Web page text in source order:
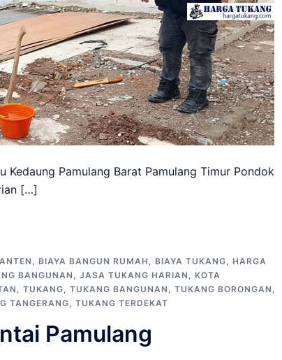
Kedaung Pamulang Barat Pamulang Timur Pondok
[…]
, BIAYA BANGUN RUMAH , BIAYA TUKANG, HARGA
BANGUNAN , JASA TUKANG HARIAN , KOTA
, TUKANG, TUKANG BANGUNAN , TUKANG BORONGAN ,
TANGERANG, TUKANG TERDEKAT
Pamulang